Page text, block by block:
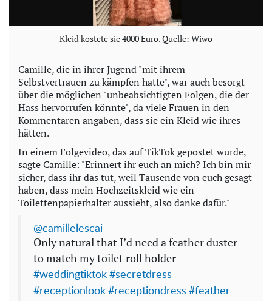
Kleid kostete sie 4000 Euro. Quelle: Wiwo
Camille, die in ihrer Jugend "mit ihrem
Selbstvertrauen zu kämpfen hatte", war auch besorgt
über die möglichen "unbeabsichtigten Folgen, die der
Hass hervorrufen könnte", da viele Frauen in den
Kommentaren angaben, dass sie ein Kleid wie ihres
hätten.
In einem Folgevideo, das auf TikTok gepostet wurde,
sagte Camille: "Erinnert ihr euch an mich? Ich bin mir
sicher, dass ihr das tut, weil Tausende von euch gesagt
haben, dass mein Hochzeitskleid wie ein
Toilettenpapierhalter aussieht, also danke dafür."
@camillelescai
Only natural that I’d need a feather duster
to match my toilet roll holder
#weddingtiktok #secretdress
#receptionlook #receptiondress #feather